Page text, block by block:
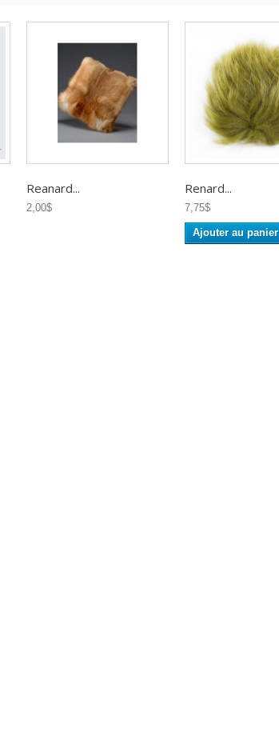
Reanard...
2,00$
Renard...
7,75$
Ajouter au panier